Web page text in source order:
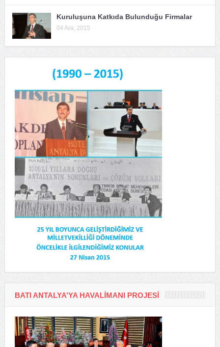
Kuruluşuna Katkıda Bulunduğu Firmalar
04 Ara, 2015
BATI ANTALYA’YA HAVALIMANI PROJESI